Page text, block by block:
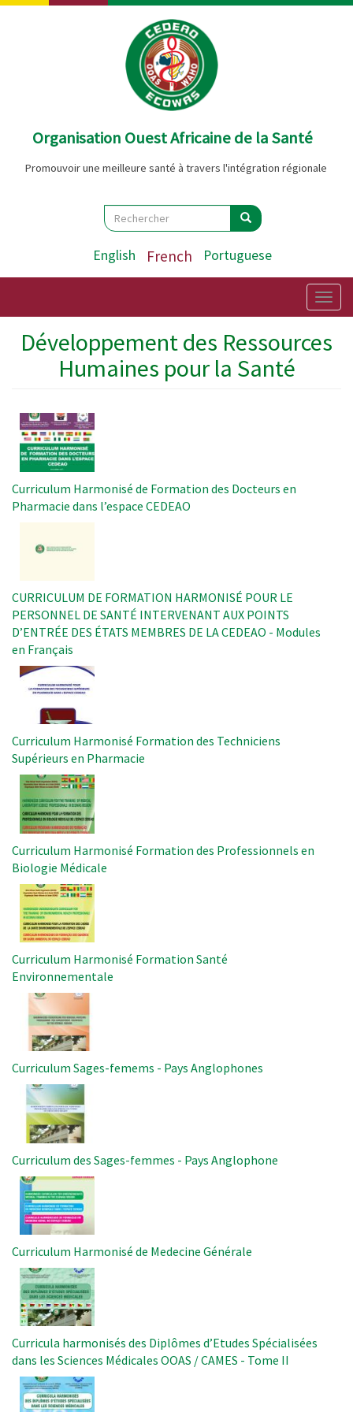
Aller
Organisation Ouest Africaine de la Santé
Promouvoir une meilleure santé à travers l'intégration régionale
Search
Rechercher Rechercher
English French Portuguese
Développement des Ressources
Humaines pour la Santé
Image
Curriculum Harmonisé de Formation des Docteurs en
Pharmacie dans l’espace CEDEAO
CURRICULUM DE FORMATION HARMONISÉ POUR LE
PERSONNEL DE SANTÉ INTERVENANT AUX POINTS
D’ENTRÉE DES ÉTATS MEMBRES DE LA CEDEAO - Modules
en Français
Image
Curriculum Harmonisé Formation des Techniciens
Supérieurs en Pharmacie
Image
Curriculum Harmonisé Formation des Professionnels en
Biologie Médicale
Image
Curriculum Harmonisé Formation Santé
Environnementale
Image
Curriculum Sages-femems - Pays Anglophones
Image
Curriculum des Sages-femmes - Pays Anglophone
Image
Curriculum Harmonisé de Medecine Générale
Image
Curricula harmonisés des Diplômes d’Etudes Spécialisées
dans les Sciences Médicales OOAS / CAMES - Tome II
Image